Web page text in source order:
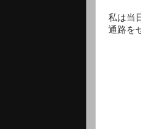
私は当
通路を